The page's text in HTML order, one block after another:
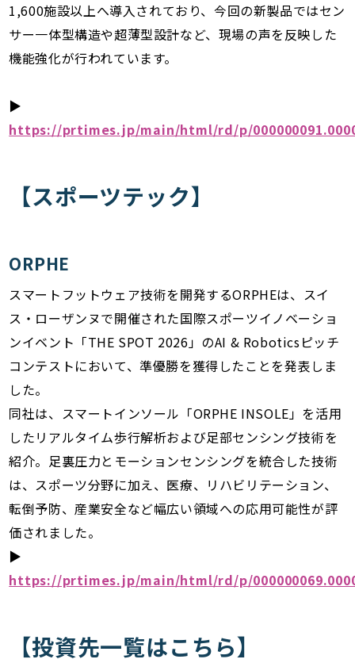
1,600施設以上へ導入されており、今回の新製品ではセン
サー一体型構造や超薄型設計など、現場の声を反映した
機能強化が行われています。
▶︎
https://prtimes.jp/main/html/rd/p/
【スポーツテック】
ORPHE
スマートフットウェア技術を開発するORPHEは、スイ
ス・ローザンヌで開催された国際スポーツイノベーショ
ンイベント「THE SPOT 2026」のAI & Roboticsピッチ
コンテストにおいて、準優勝を獲得したことを発表しま
した。
同社は、スマートインソール「ORPHE INSOLE」を活用
したリアルタイム歩行解析および足部センシング技術を
紹介。足裏圧力とモーションセンシングを統合した技術
は、スポーツ分野に加え、医療、リハビリテーション、
転倒予防、産業安全など幅広い領域への応用可能性が評
価されました。
▶︎
https://prtimes.jp/main/html/rd/p/
【投資先一覧はこちら】